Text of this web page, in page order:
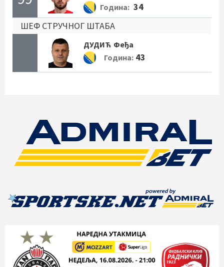
Година: 34
ШЕФ СТРУЧНОГ ШТАБА
ДУДИЋ Феђа
Година: 43